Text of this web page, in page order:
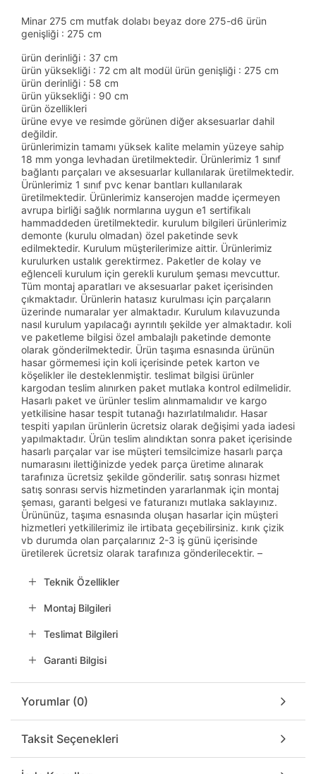
Minar 275 cm mutfak dolabı beyaz dore 275-d6 ürün
genişliği : 275 cm
ürün derinliği : 37 cm
ürün yüksekliği : 72 cm alt modül ürün genişliği : 275 cm
ürün derinliği : 58 cm
ürün yüksekliği : 90 cm
ürün özellikleri
ürüne evye ve resimde görünen diğer aksesuarlar dahil
değildir.
ürünlerimizin tamamı yüksek kalite melamin yüzeye sahip
18 mm yonga levhadan üretilmektedir. Ürünlerimiz 1 sınıf
bağlantı parçaları ve aksesuarlar kullanılarak üretilmektedir.
Ürünlerimiz 1 sınıf pvc kenar bantları kullanılarak
üretilmektedir. Ürünlerimiz kanserojen madde içermeyen
avrupa birliği sağlık normlarına uygun e1 sertifikalı
hammaddeden üretilmektedir. kurulum bilgileri ürünlerimiz
demonte (kurulu olmadan) özel paketinde sevk
edilmektedir. Kurulum müşterilerimize aittir. Ürünlerimiz
kurulurken ustalık gerektirmez. Paketler de kolay ve
eğlenceli kurulum için gerekli kurulum şeması mevcuttur.
Tüm montaj aparatları ve aksesuarlar paket içerisinden
çıkmaktadır. Ürünlerin hatasız kurulması için parçaların
üzerinde numaralar yer almaktadır. Kurulum kılavuzunda
nasıl kurulum yapılacağı ayrıntılı şekilde yer almaktadır. koli
ve paketleme bilgisi özel ambalajlı paketinde demonte
olarak gönderilmektedir. Ürün taşıma esnasında ürünün
hasar görmemesi için koli içerisinde petek karton ve
köşelikler ile desteklenmiştir. teslimat bilgisi ürünler
kargodan teslim alınırken paket mutlaka kontrol edilmelidir.
Hasarlı paket ve ürünler teslim alınmamalıdır ve kargo
yetkilisine hasar tespit tutanağı hazırlatılmalıdır. Hasar
tespiti yapılan ürünlerin ücretsiz olarak değişimi yada iadesi
yapılmaktadır. Ürün teslim alındıktan sonra paket içerisinde
hasarlı parçalar var ise müşteri temsilcimize hasarlı parça
numarasını ilettiğinizde yedek parça üretime alınarak
tarafınıza ücretsiz şekilde gönderilir. satış sonrası hizmet
satış sonrası servis hizmetinden yararlanmak için montaj
şeması, garanti belgesi ve faturanızı mutlaka saklayınız.
Ürününüz, taşıma esnasında oluşan hasarlar için müşteri
hizmetleri yetkililerimiz ile irtibata geçebilirsiniz. kırık çizik
vb durumda olan parçalarınız 2-3 iş günü içerisinde
üretilerek ücretsiz olarak tarafınıza gönderilecektir. –
Teknik Özellikler
Montaj Bilgileri
Teslimat Bilgileri
Garanti Bilgisi
Yorumlar (0)
Taksit Seçenekleri